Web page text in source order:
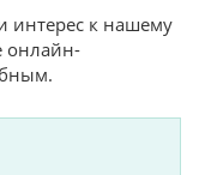
интерес к нашему
онлайн-